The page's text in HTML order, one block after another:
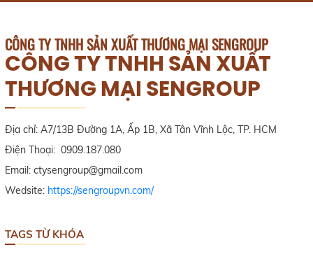
CÔNG TY TNHH SẢN XUẤT THƯƠNG MẠI SENGROUP
CÔNG TY TNHH SẢN XUẤT
THƯƠNG MẠI SENGROUP
Địa chỉ: A7/13B Đường 1A, Ấp 1B, Xã Tân Vĩnh Lộc, TP. HCM
Điện Thoại: 0909.187.080
Email: ctysengroup@gmail.com
Wedsite: https://sengroupvn.com/
TAGS TỪ KHÓA